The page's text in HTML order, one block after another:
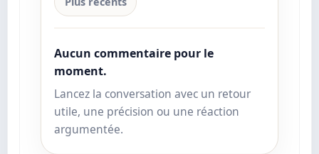
Aucun commentaire pour le
moment.
Lancez la conversation avec un retour
utile, une précision ou une réaction
argumentée.